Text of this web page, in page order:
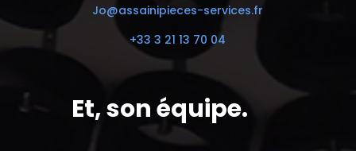
Jo@assainipieces-services.fr
+33 3 21 13 70 04
Et, son équipe.